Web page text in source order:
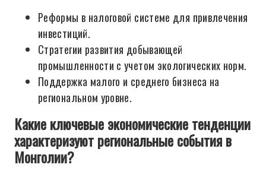
Реформы в налоговой системе для привлечения
инвестиций.
Стратегии развития добывающей
промышленности с учетом экологических норм.
Поддержка малого и среднего бизнеса на
региональном уровне.
Какие ключевые экономические тенденции
характеризуют региональные события в
Монголии?